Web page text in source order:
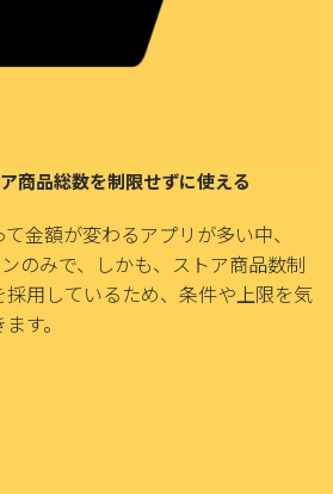
商品総数を制限せずに使える
金額が変わるアプリが多い中、
のみで、しかも、ストア商品数制
用しているため、条件や上限を気
す。